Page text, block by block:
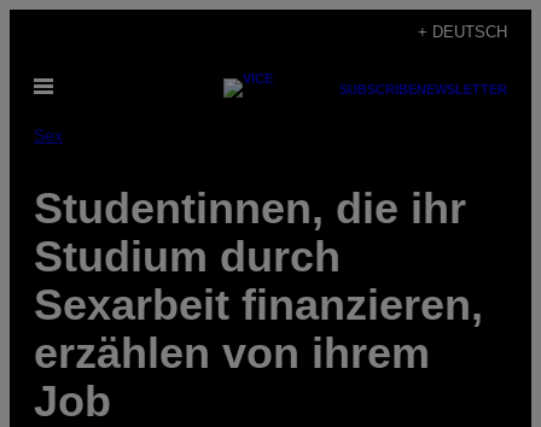
content
+ DEUTSCH
Open
SUBSCRIBENEWSLETTER
Sex
Studentinnen, die ihr
Studium durch
Sexarbeit finanzieren,
erzählen von ihrem
Job